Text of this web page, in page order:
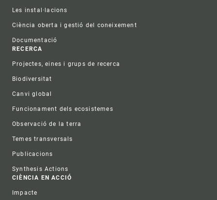
Les instal·lacions
Ciència oberta i gestió del coneixement
Documentació
RECERCA
Projectes, eines i grups de recerca
Biodiversitat
Canvi global
Funcionament dels ecosistemes
Observació de la terra
Temes transversals
Publicacions
Synthesis Actions
CIÈNCIA EN ACCIÓ
Impacte